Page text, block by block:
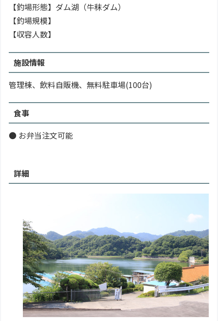
【釣場形態】ダム湖（牛秣ダム）
【釣場規模】
【収容人数】
施設情報
管理棟、飲料自販機、無料駐車場(100台)
食事
● お弁当注文可能
詳細